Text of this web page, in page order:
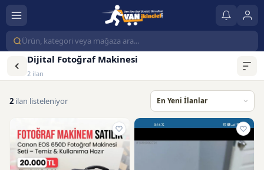
Dijital Fotoğraf Makinesi
2 ilan
2 ilan listeleniyor